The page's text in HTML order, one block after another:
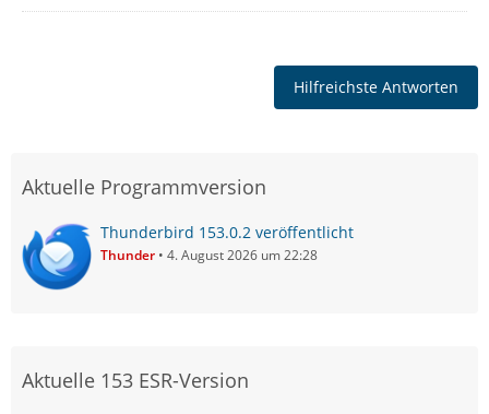
Hilfreichste Antworten
Aktuelle Programmversion
Thunderbird 153.0.2 veröffentlicht
Thunder 4. August 2026 um 22:28
Aktuelle 153 ESR-Version